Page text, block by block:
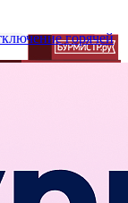
горячей